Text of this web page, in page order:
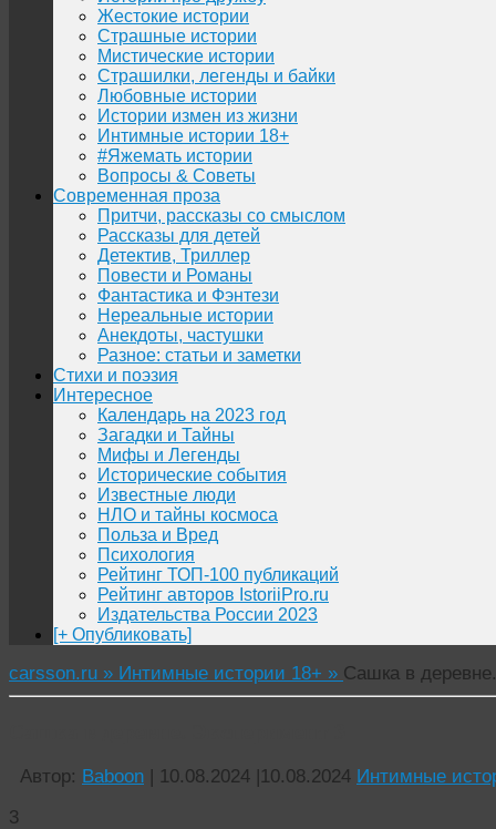
Жестокие истории
Страшные истории
Мистические истории
Страшилки, легенды и байки
Любовные истории
Истории измен из жизни
Интимные истории 18+
#Яжемать истории
Вопросы & Советы
Современная проза
Притчи, рассказы со смыслом
Рассказы для детей
Детектив, Триллер
Повести и Романы
Фантастика и Фэнтези
Нереальные истории
Анекдоты, частушки
Разное: статьи и заметки
Стихи и поэзия
Интересное
Календарь на 2023 год
Загадки и Тайны
Мифы и Легенды
Исторические события
Известные люди
НЛО и тайны космоса
Польза и Вред
Психология
Рейтинг ТОП-100 публикаций
Рейтинг авторов IstoriiPro.ru
Издательства России 2023
[+ Опубликовать]
carsson.ru » Интимные истории 18+ » Сашка в
Автор: Baboon | 10.08.2024 |10.08.2024 Интимные
3